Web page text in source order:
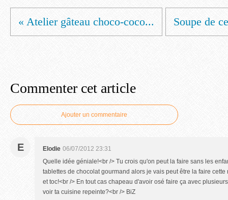
« Atelier gâteau choco-coco... Soupe de
Commenter cet article
Ajouter un commentaire
E Elodie 06/07/2012 23:31
Quelle idée géniale!<br /> Tu crois qu'on peut la faire sans les
tablettes de chocolat gourmand alors je vais peut être la faire
et toc!<br /> En tout cas chapeau d'avoir osé faire ça avec
voir ta cuisine repeinte?<br /> BiZ